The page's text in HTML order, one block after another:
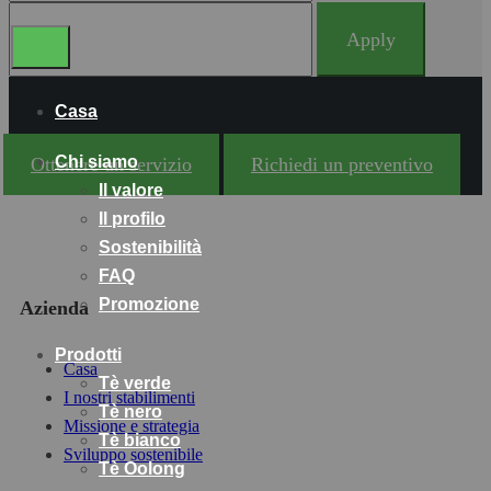
Casa
Chi siamo
Il valore
Il profilo
Sostenibilità
FAQ
Promozione
Prodotti
Tè verde
Tè nero
Tè bianco
Tè Oolong
Apply
Ottenere un servizio Richiedi un preventivo
Azienda
Casa
I nostri stabilimenti
Missione e strategia
Sviluppo sostenibile